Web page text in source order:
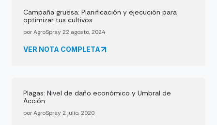
Campaña gruesa: Planificación y ejecución para
optimizar tus cultivos
por AgroSpray 22 agosto, 2024
VER NOTA COMPLETA
Plagas: Nivel de daño económico y Umbral de
Acción
por AgroSpray 2 julio, 2020